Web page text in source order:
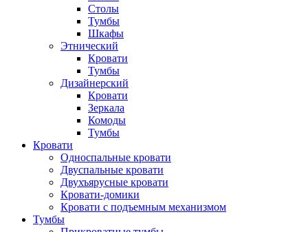
Столы
Тумбы
Шкафы
Этнический
Кровати
Тумбы
Дизайнерский
Кровати
Зеркала
Комоды
Тумбы
Кровати
Односпальные кровати
Двуспальные кровати
Двухъярусные кровати
Кровати-домики
Кровати с подъемным механизмом
Тумбы